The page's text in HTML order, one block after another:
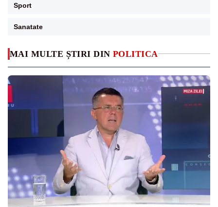
MAI MULTE ȘTIRI DIN POLITICA
Sport
Sanatate